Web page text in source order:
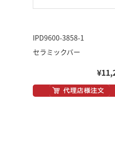
IPD9600-3858-1
セラミックバー